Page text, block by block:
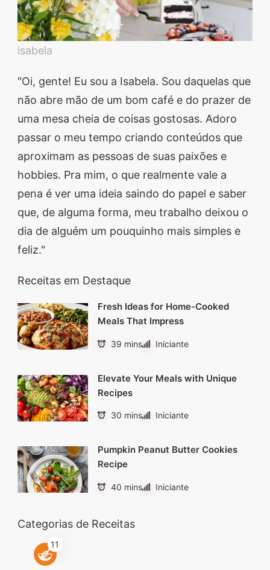
isabela
"Oi, gente! Eu sou a Isabela. Sou daquelas que
não abre mão de um bom café e do prazer de
uma mesa cheia de coisas gostosas. Adoro
passar o meu tempo criando conteúdos que
aproximam as pessoas de suas paixões e
hobbies. Pra mim, o que realmente vale a
pena é ver uma ideia saindo do papel e saber
que, de alguma forma, meu trabalho deixou o
dia de alguém um pouquinho mais simples e
feliz."
Receitas em Destaque
Fresh Ideas for Home-Cooked
Meals That Impress
39 mins Iniciante
Elevate Your Meals with Unique
Recipes
30 mins Iniciante
Pumpkin Peanut Butter Cookies
Recipe
40 mins Iniciante
Categorias de Receitas
11